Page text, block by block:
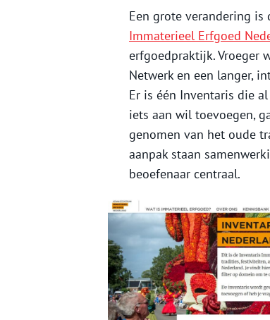
Een grote verandering is
Immaterieel Erfgoed
erfgoedpraktijk. Vroeger
Netwerk en een langer,
Er is één Inventaris die
iets aan wil toevoegen,
genomen van het oude
aanpak staan
beoefenaar centraal.